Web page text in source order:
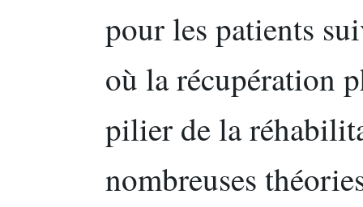
pour les patients
où la récupération
pilier de la
nombreuses